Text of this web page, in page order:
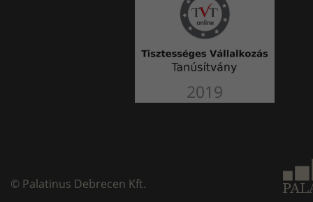
© Palatinus Debrecen Kft.